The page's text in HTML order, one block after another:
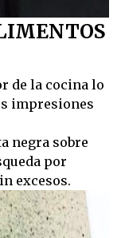
de la cocina lo
impresiones
negra sobre
por
excesos.